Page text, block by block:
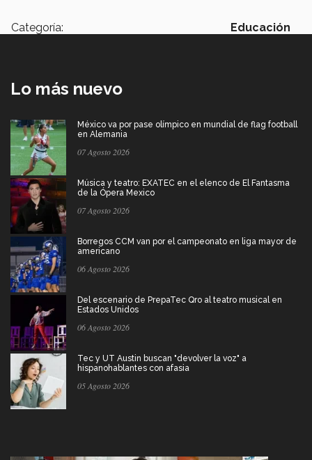
Categoría: Educación
Lo más nuevo
México va por pase olímpico en mundial de flag football
en Alemania
07 Agosto 2026
Música y teatro: EXATEC en el elenco de El Fantasma
de la Ópera Mexico
07 Agosto 2026
Borregos CCM van por el campeonato en liga mayor de
americano
06 Agosto 2026
Del escenario de PrepaTec Qro al teatro musical en
Estados Unidos
06 Agosto 2026
Tec y UT Austin buscan "devolver la voz" a
hispanohablantes con afasia
05 Agosto 2026